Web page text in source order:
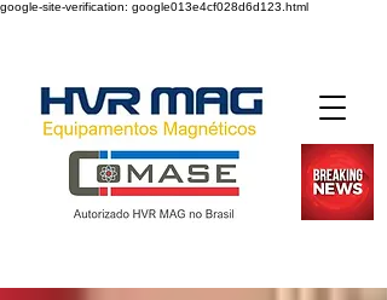
google-site-verification: google013e4cf028d6d123.html
Desde 2004